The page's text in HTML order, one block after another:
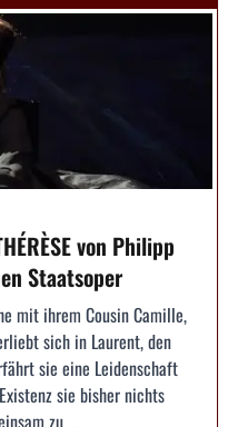
von Philipp
Staatsoper
mit ihrem Cousin Camille,
sich in Laurent, den
sie eine Leidenschaft
sie bisher nichts
zu ...